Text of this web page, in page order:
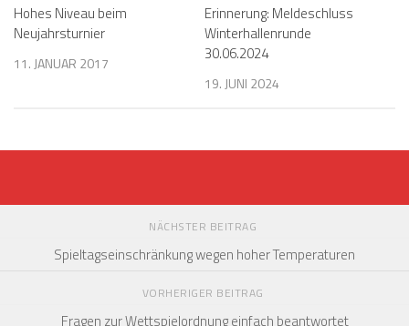
Hohes Niveau beim
Neujahrsturnier
11. JANUAR 2017
Erinnerung: Meldeschluss
Winterhallenrunde
30.06.2024
19. JUNI 2024
NÄCHSTER BEITRAG
Spieltagseinschränkung wegen hoher Temperaturen
VORHERIGER BEITRAG
Fragen zur Wettspielordnung einfach beantwortet